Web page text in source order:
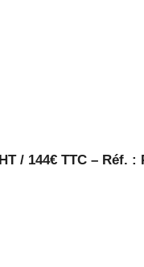
/ 144€ TTC – Réf. :